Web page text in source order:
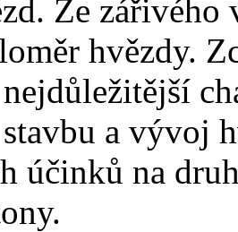
Ze
hvězdy.
a vývoj
účinků na